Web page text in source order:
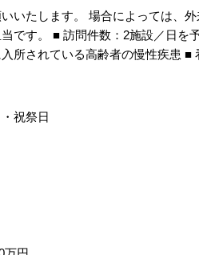
いたします。 場合によっては、
です。 ■ 訪問件数：2施設／日を
所されている高齢者の慢性疾患 ■
祝祭日